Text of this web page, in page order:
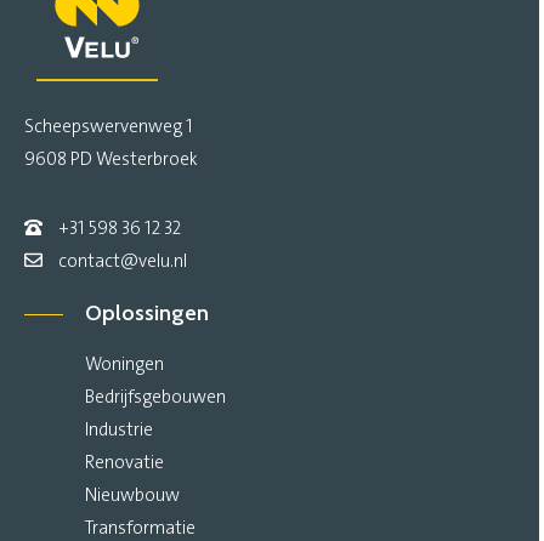
Scheepswervenweg 1
9608 PD Westerbroek
+31 598 36 12 32
contact@velu.nl
Oplossingen
Woningen
Bedrijfsgebouwen
Industrie
Renovatie
Nieuwbouw
Transformatie